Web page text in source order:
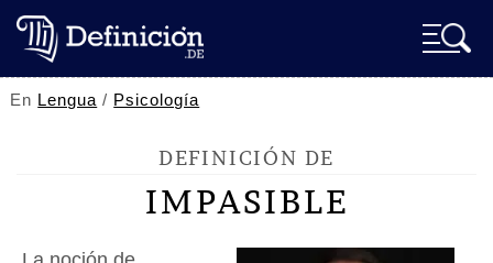
En Lengua / Psicología
DEFINICIÓN DE
IMPASIBLE